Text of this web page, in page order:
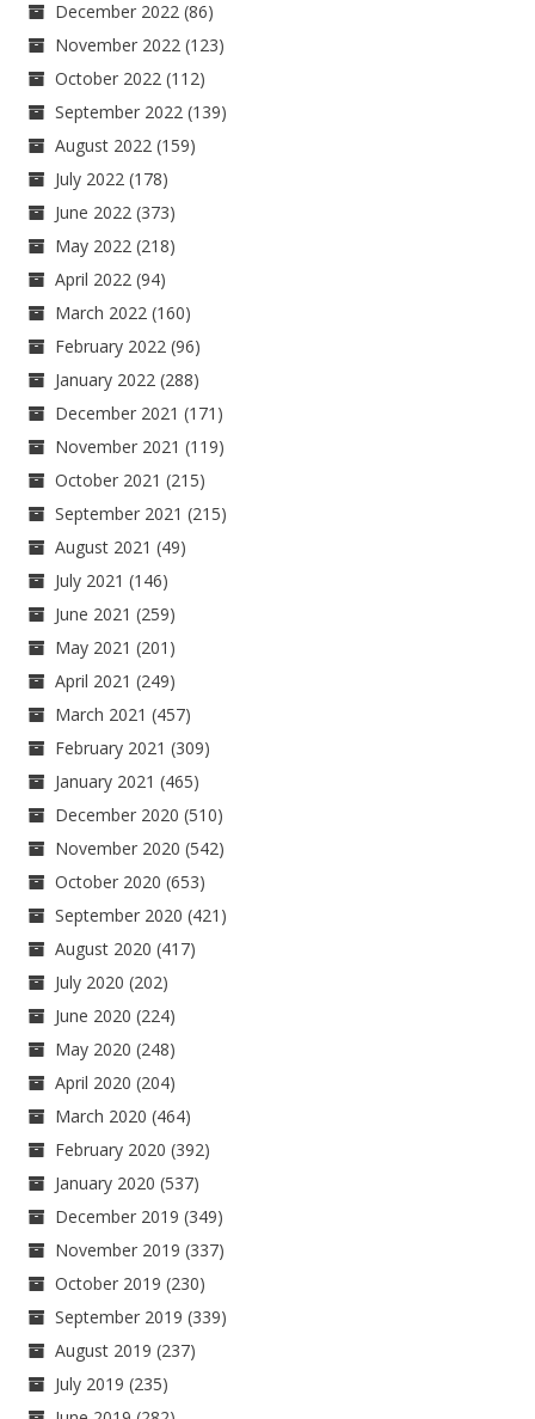
December 2022 (86)
November 2022 (123)
October 2022 (112)
September 2022 (139)
August 2022 (159)
July 2022 (178)
June 2022 (373)
May 2022 (218)
April 2022 (94)
March 2022 (160)
February 2022 (96)
January 2022 (288)
December 2021 (171)
November 2021 (119)
October 2021 (215)
September 2021 (215)
August 2021 (49)
July 2021 (146)
June 2021 (259)
May 2021 (201)
April 2021 (249)
March 2021 (457)
February 2021 (309)
January 2021 (465)
December 2020 (510)
November 2020 (542)
October 2020 (653)
September 2020 (421)
August 2020 (417)
July 2020 (202)
June 2020 (224)
May 2020 (248)
April 2020 (204)
March 2020 (464)
February 2020 (392)
January 2020 (537)
December 2019 (349)
November 2019 (337)
October 2019 (230)
September 2019 (339)
August 2019 (237)
July 2019 (235)